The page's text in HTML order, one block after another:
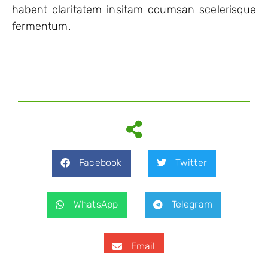
habent claritatem insitam ccumsan scelerisque
fermentum.
Facebook Twitter
WhatsApp Telegram
Email